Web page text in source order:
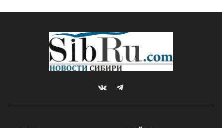
Сибирь: дорога как способ
понять масштаб страны
Редакция SibRu.com 16.05.2026 Updated:
ИНФРАСТРУКТУРА Комментариев нет 4 Mins Read